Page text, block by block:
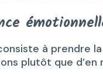
à prendre
plutôt que d’en